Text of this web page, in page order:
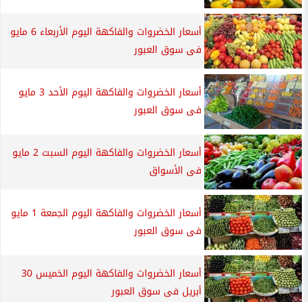
أسعار الخضروات والفاكهة اليوم الأربعاء 6 مايو
فى سوق العبور
أسعار الخضروات والفاكهة اليوم الأحد 3 مايو
فى سوق العبور
أسعار الخضروات والفاكهة اليوم السبت 2 مايو
فى الأسواق
أسعار الخضروات والفاكهة اليوم الجمعة 1 مايو
فى سوق العبور
أسعار الخضروات والفاكهة اليوم الخميس 30
أبريل فى سوق العبور